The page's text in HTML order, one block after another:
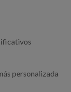
personalizada